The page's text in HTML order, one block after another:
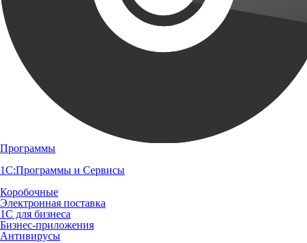
Программы
1С:Программы и Сервисы
Коробочные
Электронная поставка
1С для бизнеса
Бизнес-приложения
Антивирусы